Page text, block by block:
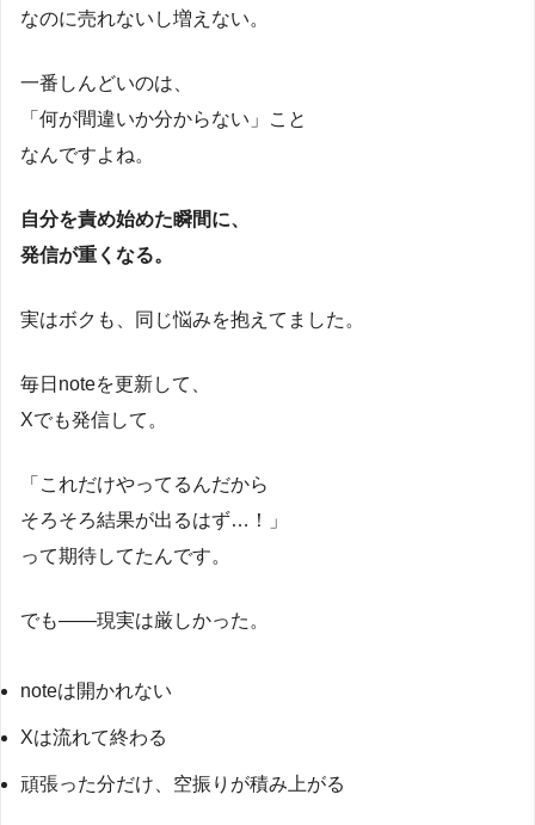
なのに売れないし増えない。
一番しんどいのは、
「何が間違いか分からない」こと
なんですよね。
自分を責め始めた瞬間に、
発信が重くなる。
実はボクも、同じ悩みを抱えてました。
毎日noteを更新して、
Xでも発信して。
「これだけやってるんだから
そろそろ結果が出るはず…！」
って期待してたんです。
でも――現実は厳しかった。
noteは開かれない
Xは流れて終わる
頑張った分だけ、空振りが積み上がる